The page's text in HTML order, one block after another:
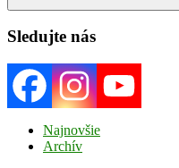
Sledujte nás
Najnovšie
Archív